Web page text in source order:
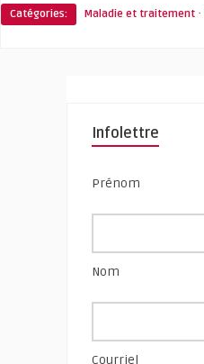
Catégories: Maladie et traitement ·
Infolettre
Prénom
Nom
Courriel